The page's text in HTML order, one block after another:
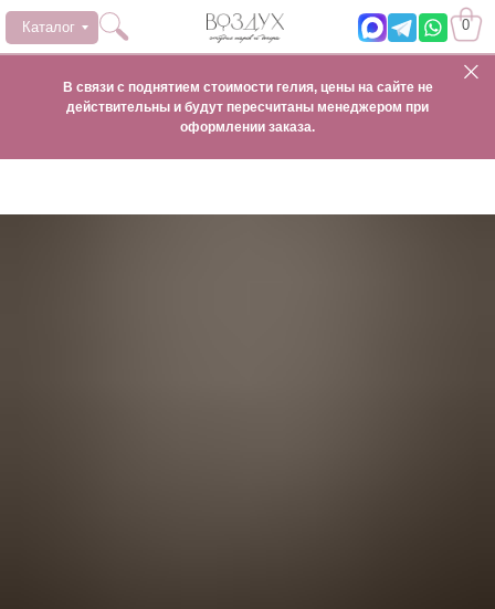
0
Каталог
В связи с поднятием стоимости гелия, цены на сайте не
действительны и будут пересчитаны менеджером при
оформлении заказа.